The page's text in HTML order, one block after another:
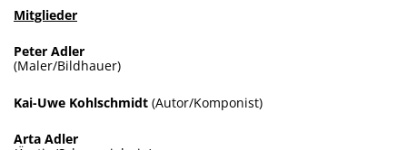
Mitglieder
Peter Adler
(Maler/Bildhauer)
Kai-Uwe Kohlschmidt (Autor/Komponist)
Arta Adler